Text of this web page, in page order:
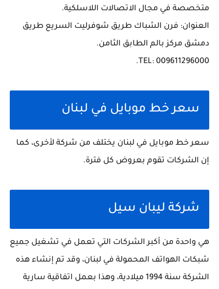
متخصصة في مجال الاتصالات اللاسلكية.
العنوان: فرن الشباك طريق شوفرليت السريع طريق
دمشق مركز بالم الطابق الثامن.
TEL: 009611296000.
سعر خط موبايل في لبنان
سعر خط موبايل في لبنان يختلف من شركة لأخرى، كما
إن الشركات تقوم بعروض كل فترة.
شركة ليبان سيل
هي واحدة من أكبر الشركات التي تعمل في تشغيل جميع
شبكات الهواتف المحمولة في لبنان، وقد تم إنشاء هذه
الشركة سنة 1994 ميلادية، وهذا بعمل اتفاقية سارية